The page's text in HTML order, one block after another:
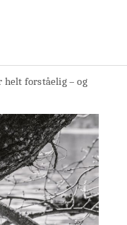
helt forståelig – og